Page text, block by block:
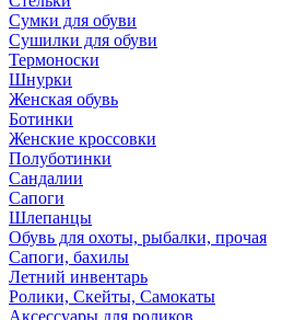
Сумки для обуви
Сушилки для обуви
Термоноски
Шнурки
Женская обувь
Ботинки
Женские кроссовки
Полуботинки
Сандалии
Сапоги
Шлепанцы
Обувь для охоты, рыбалки, прочая
Сапоги, бахилы
Летний инвентарь
Ролики, Скейты, Самокаты
Аксессуары для роликов